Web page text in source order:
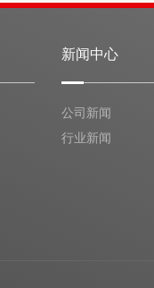
新闻中心
公司新闻
行业新闻